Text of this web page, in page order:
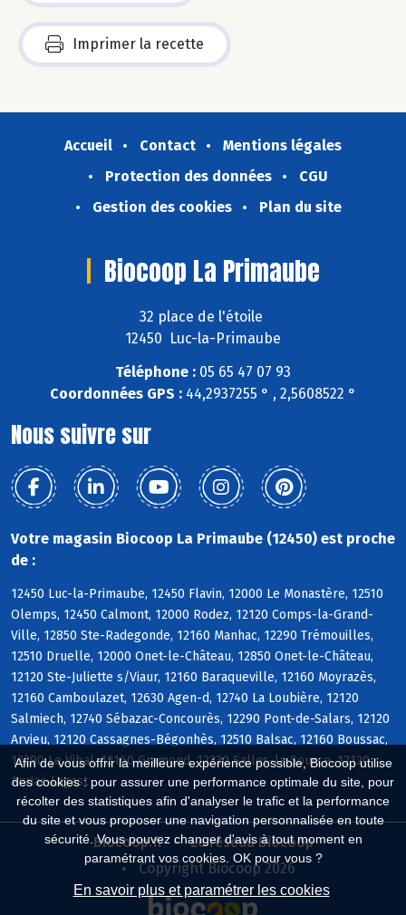
Afin de vous offrir la meilleure expérience possible, Biocoop utilise
des cookies : pour assurer une performance optimale du site, pour
récolter des statistiques afin d'analyser le trafic et la performance
du site et vous proposer une navigation personnalisée en toute
sécurité. Vous pouvez changer d'avis à tout moment en
paramétrant vos cookies. OK pour vous ?
En savoir plus et paramétrer les cookies
Imprimer la recette
Accueil Contact
Mentions légales
Protection des données
CGU
Gestion des cookies
Plan du site
Biocoop La Primaube
32 place de l'étoile
12450 Luc-la-Primaube
Téléphone : 05 65 47 07 93
Coordonnées GPS : 44,2937255 ° , 2,5608522 °
Nous suivre sur
Votre magasin Biocoop La Primaube (12450) est proche
de :
12450 Luc-la-Primaube, 12450 Flavin, 12000 Le Monastère, 12510
Olemps, 12450 Calmont, 12000 Rodez, 12120 Comps-la-Grand-
Ville, 12850 Ste-Radegonde, 12160 Manhac, 12290 Trémouilles,
12510 Druelle, 12000 Onet-le-Château, 12850 Onet-le-Château,
12120 Ste-Juliette s/Viaur, 12160 Baraqueville, 12160 Moyrazès,
12160 Camboulazet, 12630 Agen-d, 12740 La Loubière, 12120
Salmiech, 12740 Sébazac-Concourès, 12290 Pont-de-Salars, 12120
Arvieu, 12120 Cassagnes-Bégonhès, 12510 Balsac, 12160 Boussac,
12290 Le Vibal, 12160 Gramond, 12330 Salles-la-Source, 12120
Auriac-Lagast
Biocoop.fr
Le réseau Biocoop
Copyright Biocoop 2026